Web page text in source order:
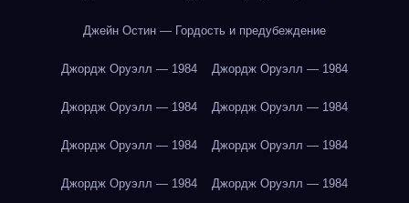
Джейн Остин — Гордость и предубеждение
Джордж Оруэлл — 1984 Джордж Оруэлл — 1984
Джордж Оруэлл — 1984 Джордж Оруэлл — 1984
Джордж Оруэлл — 1984 Джордж Оруэлл — 1984
Джордж Оруэлл — 1984 Джордж Оруэлл — 1984